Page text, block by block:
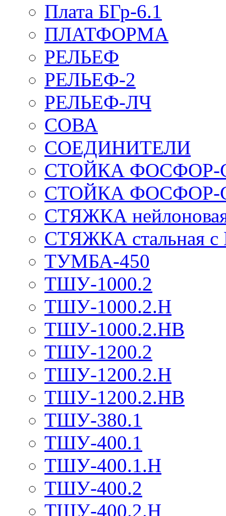
Плата БГр-6.1
ПЛАТФОРМА
РЕЛЬЕФ
РЕЛЬЕФ-2
РЕЛЬЕФ-ЛЧ
СОВА
СОЕДИНИТЕЛИ
СТОЙКА ФОСФОР-
СТОЙКА ФОСФОР-
СТЯЖКА нейлоновая
СТЯЖКА стальная
ТУМБА-450
ТШУ-1000.2
ТШУ-1000.2.Н
ТШУ-1000.2.НВ
ТШУ-1200.2
ТШУ-1200.2.Н
ТШУ-1200.2.НВ
ТШУ-380.1
ТШУ-400.1
ТШУ-400.1.Н
ТШУ-400.2
ТШУ-400.2.Н